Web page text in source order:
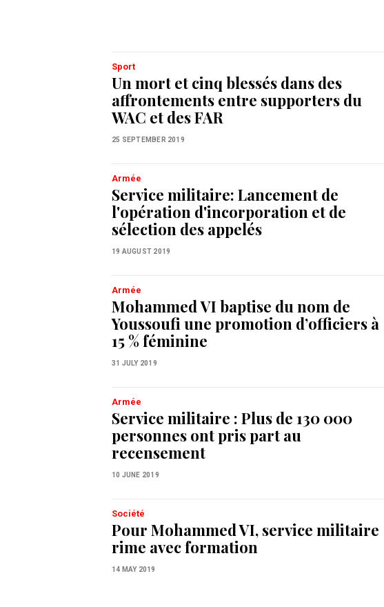
Sport
Un mort et cinq blessés dans des
affrontements entre supporters du
WAC et des FAR
25 SEPTEMBER 2019
Armée
Service militaire: Lancement de
l'opération d'incorporation et de
sélection des appelés
19 AUGUST 2019
Armée
Mohammed VI baptise du nom de
Youssoufi une promotion d’officiers à
15 % féminine
31 JULY 2019
Armée
Service militaire : Plus de 130 000
personnes ont pris part au
recensement
10 JUNE 2019
Société
Pour Mohammed VI, service militaire
rime avec formation
14 MAY 2019